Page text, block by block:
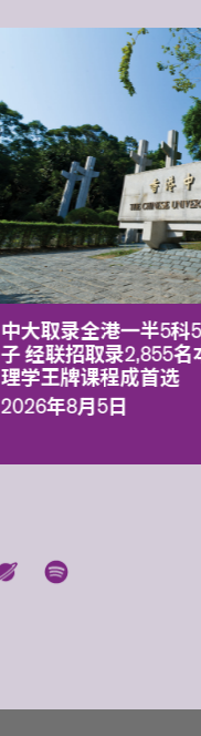
中大取录全港一半5科
子 经联招取录2,855
理学王牌课程成首选
2026年8月5日